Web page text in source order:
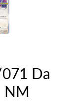
Da
NM